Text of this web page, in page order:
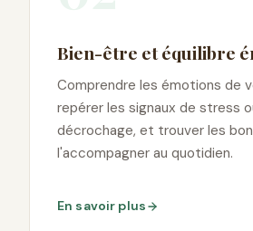
Bien-être et équilibre
Comprendre les émotions de
repérer les signaux de stress
décrochage, et trouver les
l'accompagner au quotidien.
En savoir plus